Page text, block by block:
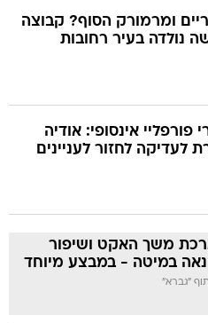
ומרמורק הסוף? קבוצה
נולדה בעיר רחובות
פורפליי אינסופי: אודיה
לעדיקה לחזור לעניינים
משך האקט ושיפור
במיטה - במבצע מיוחד
"גברא"